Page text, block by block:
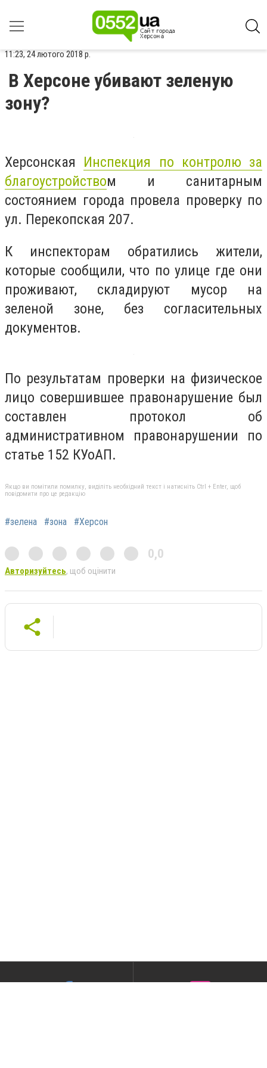
11:23, 24 лютого 2018 р.
В Херсоне убивают зеленую
зону?
Херсонская Инспекция по контролю за
благоустройством и санитарным
состоянием города провела проверку по
ул. Перекопская 207.
К инспекторам обратились жители,
которые сообщили, что по улице где они
проживают, складируют мусор на
зеленой зоне, без согласительных
документов.
По результатам проверки на физическое
лицо совершившее правонарушение был
составлен протокол об
административном правонарушении по
статье 152 КУоАП.
Якщо ви помітили помилку, виділіть необхідний текст і натисніть Ctrl + Enter, щоб
повідомити про це редакцію
#зелена #зона #Херсон
0,0
Авторизуйтесь, щоб оцінити